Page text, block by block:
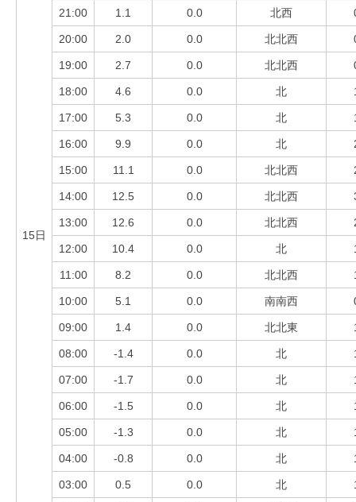
15日
21:00 1.1 0.0 北西
20:00 2.0 0.0 北北西
19:00 2.7 0.0 北北西
18:00 4.6 0.0 北
17:00 5.3 0.0 北
16:00 9.9 0.0 北
15:00 11.1 0.0 北北西
14:00 12.5 0.0 北北西
13:00 12.6 0.0 北北西
12:00 10.4 0.0 北
11:00 8.2 0.0 北北西
10:00 5.1 0.0 南南西
09:00 1.4 0.0 北北東
08:00 -1.4 0.0 北
07:00 -1.7 0.0 北
06:00 -1.5 0.0 北
05:00 -1.3 0.0 北
04:00 -0.8 0.0 北
03:00 0.5 0.0 北